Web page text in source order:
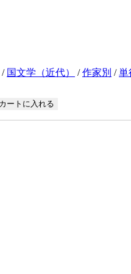
/ 国文学（近代） /作家別 /単